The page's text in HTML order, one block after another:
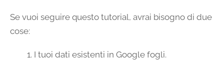
Se vuoi seguire questo tutorial, avrai bisogno di due
cose:
I tuoi dati esistenti in Google fogli.